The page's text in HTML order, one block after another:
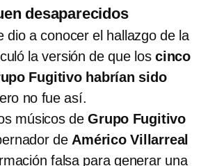
desaparecidos
dio a conocer el hallazgo de la
la versión de que loscinco
Fugitivo habrían sido
no fue así.
músicos deGrupo Fugitivo
de Américo Villarreal
falsa para generar una